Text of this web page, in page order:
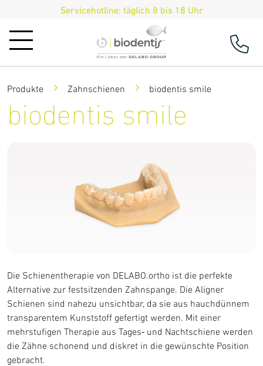
Servicehotline: täglich 8 bis 18 Uhr
Produkte Zahnschienen biodentis smile
biodentis smile
Die Schienentherapie von DELABO.ortho ist die perfekte
Alternative zur festsitzenden Zahnspange. Die Aligner
Schienen sind nahezu unsichtbar, da sie aus hauchdünnem
transparentem Kunststoff gefertigt werden. Mit einer
mehrstufigen Therapie aus Tages‐ und Nachtschiene werden
die Zähne schonend und diskret in die gewünschte Position
gebracht.